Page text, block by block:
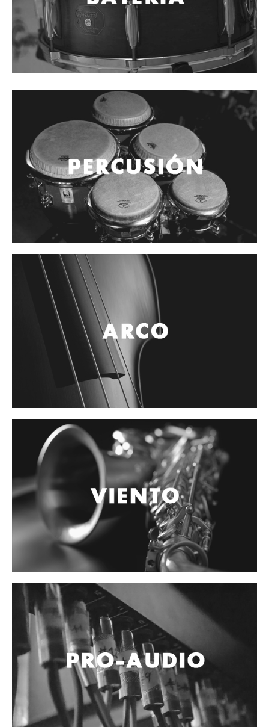
Amplificadores
Consolas mezcladoras
Procesadores y efectos
Monitores de estudio
Audífonos y monitoreo personal
Estantes y soportes
Instalaciones y publicidad
Accesorios
Controladores
Mezcladora
Interfaz
Agujas
Audifonos
Accesorios
Luces y Escenario
Maquinas de humo y escenario
Controladores
Accesorios
Cables y Conectores
Micrófono
Sonido
Espigas y conectores
Accesorios
Otros Instrumentos de Cuerdas
Ukulele
Mandolina
Mariachi